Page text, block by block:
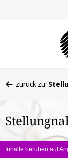
befinden
hier:
zurück zu:
Inhalte beruhen auf